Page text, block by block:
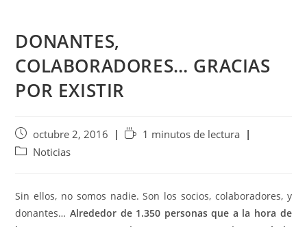
DONANTES,
COLABORADORES… GRACIAS
POR EXISTIR
octubre 2, 2016
1 minutos de lectura
Noticias
Sin ellos, no somos nadie. Son los socios, colaboradores, y
donantes… Alrededor de 1.350 personas que a la hora de